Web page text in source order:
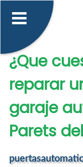
¿Que
reparar
garaje
Parets